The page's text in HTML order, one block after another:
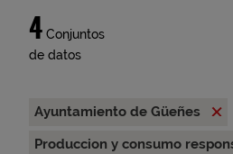
4 Conjuntos
de datos
Ayuntamiento de Güeñes
Produccion y consumo